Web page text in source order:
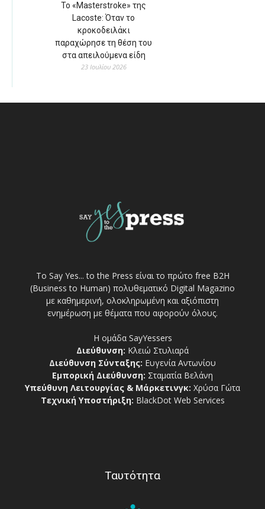
Το «Masterstroke» της
Lacoste: Όταν το
κροκοδειλάκι
παραχώρησε τη θέση του
στα απειλούμενα είδη
23 Ιουλίου 2026
Το Say Yes... to the Press είναι το πρώτο free Β2Η
(Business to Human) πολυθεματικό Digital Magazino
με καθημερινή, ολοκληρωμένη και αξιόπιστη
ενημέρωση με θέματα που αφορούν όλους.
Η ομάδα SayYessers
Διεύθυνση: Κλειώ Στυλιαρά
Διεύθυνση Σύνταξης: Ευγενία Αντωνίου
Εμπορική Διεύθυνση: Σταματία Βελάνη
Υπεύθυνη Λειτουργίας & Μάρκετινγκ: Χρύσα Γώτα
Τεχνική Υποστήριξη: BlackDot Web Services
Ταυτότητα